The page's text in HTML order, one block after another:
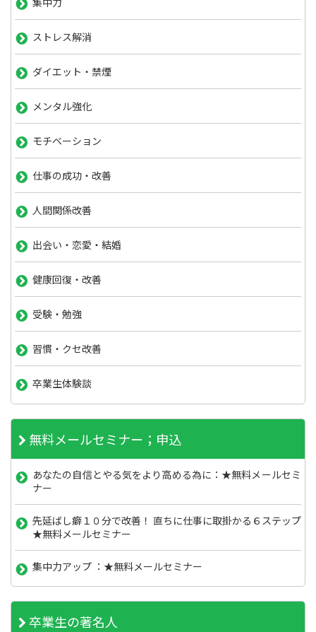
ストレス解消
ダイエット・禁煙
メンタル強化
モチベーション
仕事の成功・改善
人間関係改善
出会い・恋愛・結婚
健康回復・改善
受験・勉強
習慣・クセ改善
卒業生体験談
無料メールセミナー；申込
あなたの自信とやる気をより高める為に：★無料メールセミ
ナー
先延ばし癖１０分で改善！ 直ちに仕事に取掛かる６ステップ
★無料メールセミナー
集中力アップ ：★無料メールセミナー
卒業生の著名人